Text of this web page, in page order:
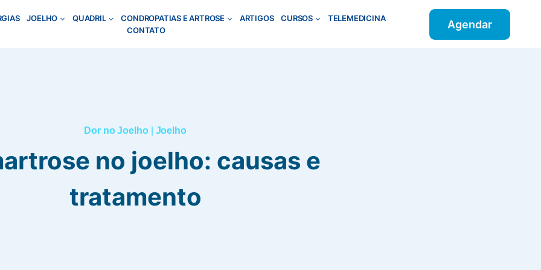
JOELHO QUADRIL CONDROPATIAS E ARTROSE ARTIGOS CURSOS
TELEMEDICINA
CONTATO
Agendar
Dor no Joelho| Joelho
no joelho: causas e
tratamento